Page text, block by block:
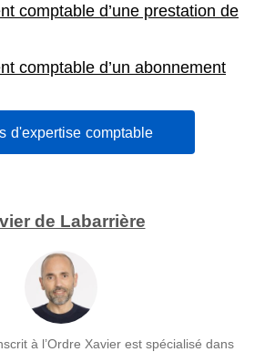
comptable d’une prestation de
comptable d’un abonnement
d'expertise comptable
de Labarrière
à l’Ordre Xavier est spécialisé dans